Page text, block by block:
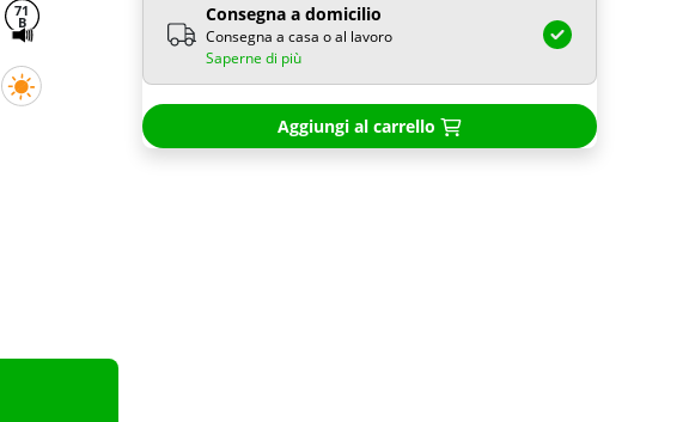
71
B Consegna a domicilio
Consegna a casa o al lavoro
Saperne di più
Aggiungi al carrello